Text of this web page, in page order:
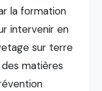
la formation
intervenir en
sur terre
des matières